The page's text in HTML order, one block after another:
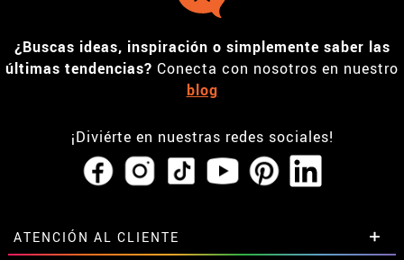
¿Buscas ideas, inspiración o simplemente saber las
últimas tendencias? Conecta con nosotros en nuestro
blog
¡Diviérte en nuestras redes sociales!
ATENCIÓN AL CLIENTE